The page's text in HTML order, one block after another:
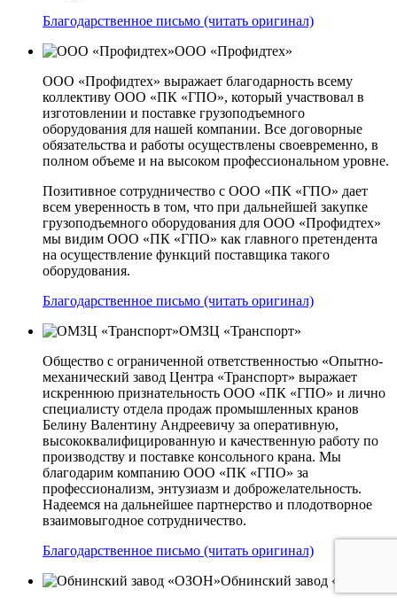
Благодарственное письмо (читать оригинал)
ООО «Профидтех»
ООО «Профидтех» выражает благодарность всему
коллективу ООО «ПК «ГПО», который участвовал в
изготовлении и поставке грузоподъемного
оборудования для нашей компании. Все договорные
обязательства и работы осуществлены своевременно, в
полном объеме и на высоком профессиональном уровне.
Позитивное сотрудничество с ООО «ПК «ГПО» дает
всем уверенность в том, что при дальнейшей закупке
грузоподъемного оборудования для ООО «Профидтех»
мы видим ООО «ПК «ГПО» как главного претендента
на осуществление функций поставщика такого
оборудования.
Благодарственное письмо (читать оригинал)
ОМЗЦ «Транспорт»
Общество с ограниченной ответственностью «Опытно-
механический завод Центра «Транспорт» выражает
искреннюю признательность ООО «ПК «ГПО» и лично
специалисту отдела продаж промышленных кранов
Белину Валентину Андреевичу за оперативную,
высококвалифицированную и качественную работу по
производству и поставке консольного крана. Мы
благодарим компанию ООО «ПК «ГПО» за
профессионализм, энтузиазм и доброжелательность.
Надеемся на дальнейшее партнерство и плодотворное
взаимовыгодное сотрудничество.
Благодарственное письмо (читать оригинал)
Обнинский завод «ОЗОН»